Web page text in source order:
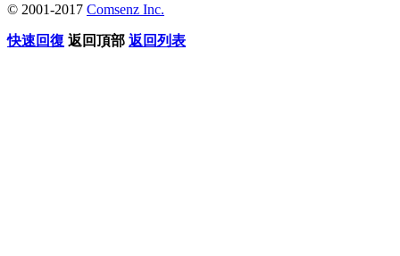
© 2001-2017 Comsenz Inc.
快速回復 返回頂部 返回列表